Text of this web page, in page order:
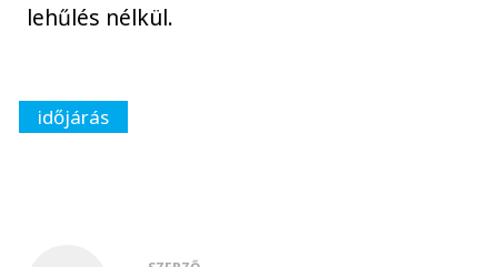
lehűlés nélkül.
időjárás